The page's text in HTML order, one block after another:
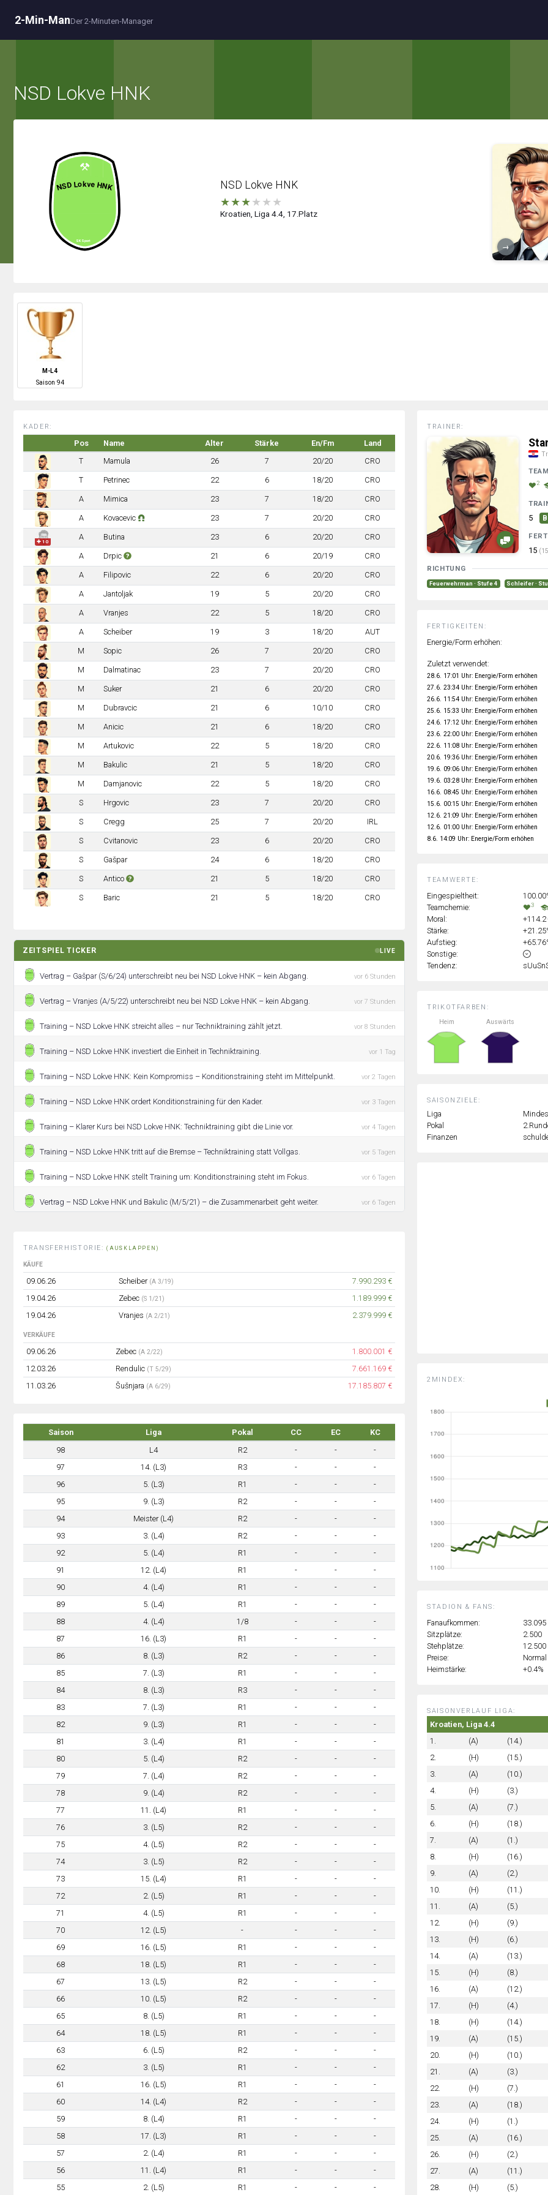
2-Min-ManDer 2-Minuten-Manager
NSD Lokve HNK
NSD Lokve HNK
★★★★ ★ ★
Kroatien, Liga 4.4, 17.Platz
→
M-L4
Saison 94
KADER:
Pos Name Alter Stärke En/Fm
Land
T
Mamula 26 7 20/20 CRO
T Petrinec 22 6 18/20 CRO
A Mimica 23 7 18/20 CRO
A Kovacevic 23 7 20/20 CRO
✚ 10
A Butina 23 6 20/20 CRO
A Drpic 21 6 20/19 CRO
A Filipovic 22 6 20/20 CRO
A Jantoljak 19 5 20/20 CRO
A Vranjes 22 5 18/20 CRO
A Scheiber 19 3 18/20 AUT
M Sopic 26 7 20/20 CRO
M Dalmatinac 23 7 20/20 CRO
M Suker 21 6 20/20 CRO
M Dubravcic 21 6 10/10 CRO
M Anicic 21 6 18/20 CRO
M Artukovic 22 5 18/20 CRO
M Bakulic 21 5 18/20 CRO
M Damjanovic 22 5 18/20 CRO
S Hrgovic 23 7 20/20 CRO
S Cregg 25 7 20/20 IRL
S Cvitanovic 23 6 20/20 CRO
S Gašpar 24 6 18/20 CRO
S Antico 21 5 18/20 CRO
S Baric 21 5 18/20 CRO
ZEITSPIEL TICKER LIVE
Vertrag – Gašpar (S/6/24) unterschreibt neu bei NSD Lokve HNK – kein Abgang. vor 6 Stunden
Vertrag – Vranjes (A/5/22) unterschreibt neu bei NSD Lokve HNK – kein Abgang. vor 7 Stunden
Training – NSD Lokve HNK streicht alles – nur Techniktraining zählt jetzt. vor 8 Stunden
Training – NSD Lokve HNK investiert die Einheit in Techniktraining. vor 1 Tag
Training – NSD Lokve HNK: Kein Kompromiss – Konditionstraining steht im Mittelpunkt. vor 2 Tagen
Training – NSD Lokve HNK ordert Konditionstraining für den Kader. vor 3 Tagen
Training – Klarer Kurs bei NSD Lokve HNK: Techniktraining gibt die Linie vor. vor 4 Tagen
Training – NSD Lokve HNK tritt auf die Bremse – Techniktraining statt Vollgas. vor 5 Tagen
Training – NSD Lokve HNK stellt Training um: Konditionstraining steht im Fokus. vor 6 Tagen
Vertrag – NSD Lokve HNK und Bakulic (M/5/21) – die Zusammenarbeit geht weiter. vor 6 Tagen
TRANSFERHISTORIE:(AUSKLAPPEN)
KÄUFE
09.06.26 Scheiber (A 3/19)
7.990.293 €
19.04.26
Zebec (S 1/21)
1.189.999 €
19.04.26
Vranjes (A 2/21) 2.379.999 €
VERKÄUFE
09.06.26 Zebec (A 2/22)
1.800.001 €
12.03.26
Rendulic (T 5/29)
7.661.169 €
11.03.26
Šušnjara (A 6/29) 17.185.807 €
Saison Liga Pokal CC EC
KC
98
L4 R2 - -
-
97
14. (L3) R3 - -
-
96
5. (L3) R1 - -
-
95
9. (L3) R2 - -
-
94
Meister (L4) R2 - -
-
93
3. (L4) R2 - -
-
92
5. (L4) R1 - -
-
91
12. (L4) R1 - -
-
90
4. (L4) R1 - -
-
89
5. (L4) R1 - -
-
88
4. (L4) 1/8 - -
-
87
16. (L3) R1 - -
-
86
8. (L3) R2 - -
-
85
7. (L3) R1 - -
-
84
8. (L3) R3 - -
-
83
7. (L3) R1 - -
-
82
9. (L3) R1 - -
-
81
3. (L4) R1 - -
-
80
5. (L4) R2 - -
-
79
7. (L4) R2 - -
-
78
9. (L4) R2 - -
-
77
11. (L4) R1 - -
-
76
3. (L5) R2 - -
-
75
4. (L5) R2 - -
-
74
3. (L5) R2 - -
-
73
15. (L4) R1 - -
-
72
2. (L5) R1 - -
-
71
4. (L5) R1 - -
-
70
12. (L5) - - -
-
69
16. (L5) R1 - -
-
68
18. (L5) R1 - -
-
67
13. (L5) R2 - -
-
66
10. (L5) R2 - -
-
65
8. (L5) R1 - -
-
64
18. (L5) R1 - -
-
63
6. (L5) R2 - -
-
62
3. (L5) R1 - -
-
61
16. (L5) R1 - -
-
60
14. (L4) R2 - -
-
59
8. (L4) R1 - -
-
58
17. (L3) R1 - -
-
57
2. (L4) R1 - -
-
56
11. (L4) R1 - -
-
55
2. (L5) R1 - - -
TRIKOTFARBEN:
Heim
Auswärts
SAISONZIELE:
Liga
Pokal
Finanzen
2MINDEX:
TEAMWERTE:
Eingespieltheit:
Teamchemie:
3
Moral:
+114.2
Stärke:
Aufstieg:
Sonstige:
Tendenz:
TRAINER:
2
5
15
RICHTUNG
Feuerwehrman · Stufe 4 Schleifer ·
FERTIGKEITEN:
Energie/Form erhöhen:
Zuletzt verwendet:
28.6. 17:01 Uhr: Energie/Form erhöhen
27.6. 23:34 Uhr: Energie/Form erhöhen
26.6. 11:54 Uhr: Energie/Form erhöhen
25.6. 15:33 Uhr: Energie/Form erhöhen
24.6. 17:12 Uhr: Energie/Form erhöhen
23.6. 22:00 Uhr: Energie/Form erhöhen
22.6. 11:08 Uhr: Energie/Form erhöhen
20.6. 19:36 Uhr: Energie/Form erhöhen
19.6. 09:06 Uhr: Energie/Form erhöhen
19.6. 03:28 Uhr: Energie/Form erhöhen
16.6. 08:45 Uhr: Energie/Form erhöhen
15.6. 00:15 Uhr: Energie/Form erhöhen
12.6. 21:09 Uhr: Energie/Form erhöhen
12.6. 01:00 Uhr: Energie/Form erhöhen
8.6. 14:09 Uhr: Energie/Form erhöhen
STADION & FANS:
Fanaufkommen:
33.095
Sitzplätze:
2.500
Stehplätze:
12.500
Preise:
Normal
Heimstärke:
+0.4%
SAISONVERLAUF LIGA:
Kroatien, Liga 4.4
1.
(A) (14.)
2.
(H) (15.)
3.
(A) (10.)
4.
(H) (3.)
5.
(A) (7.)
6.
(H) (18.)
7.
(A) (1.)
8.
(H) (16.)
9.
(A) (2.)
10.
(H) (11.)
11.
(A) (5.)
12.
(H) (9.)
13.
(H) (6.)
14.
(A) (13.)
15.
(H) (8.)
16.
(A) (12.)
17.
(H) (4.)
18.
(H) (14.)
19.
(A) (15.)
20.
(H) (10.)
21.
(A) (3.)
22.
(H) (7.)
23.
(A) (18.)
24.
(H) (1.)
25.
(A) (16.)
26.
(H) (2.)
27.
(A) (11.)
28.
(H) (5.)